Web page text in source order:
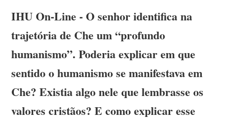
IHU On-Line - O senhor identifica na
trajetória de Che um “profundo
humanismo”. Poderia explicar em que
sentido o humanismo se manifestava em
Che? Existia algo nele que lembrasse os
valores cristãos? E como explicar esse